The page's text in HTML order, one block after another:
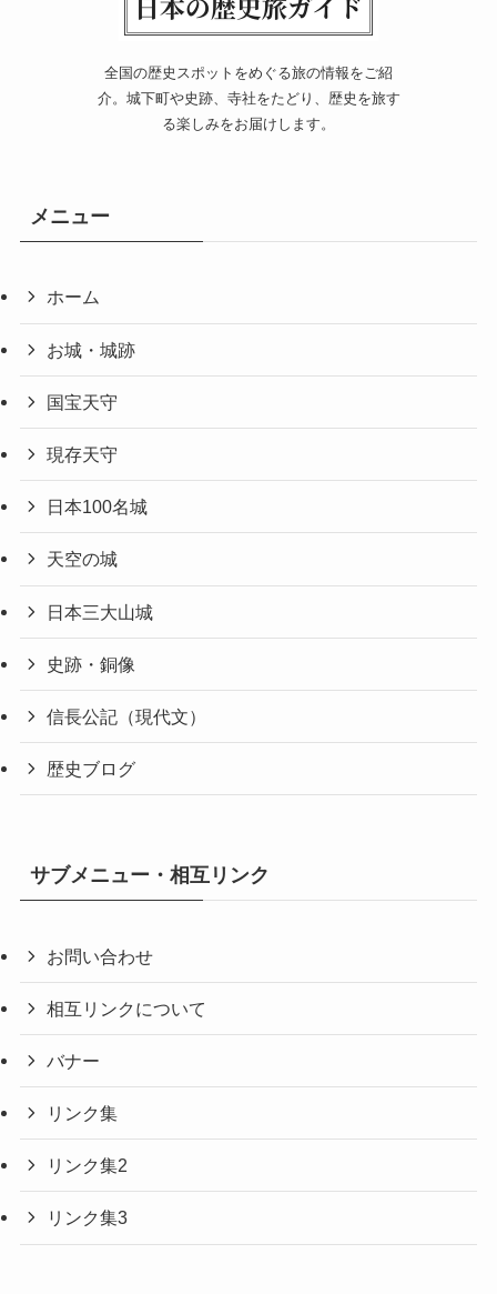
全国の歴史スポットをめぐる旅の情報をご紹
介。城下町や史跡、寺社をたどり、歴史を旅す
る楽しみをお届けします。
メニュー
ホーム
お城・城跡
国宝天守
現存天守
日本100名城
天空の城
日本三大山城
史跡・銅像
信長公記（現代文）
歴史ブログ
サブメニュー・相互リンク
お問い合わせ
相互リンクについて
バナー
リンク集
リンク集2
リンク集3